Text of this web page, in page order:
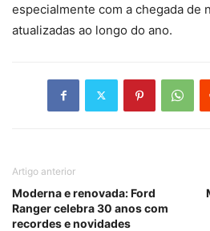
especialmente com a chegada de
atualizadas ao longo do ano.
Artigo anterior
Moderna e renovada: Ford
Ranger celebra 30 anos com
recordes e novidades